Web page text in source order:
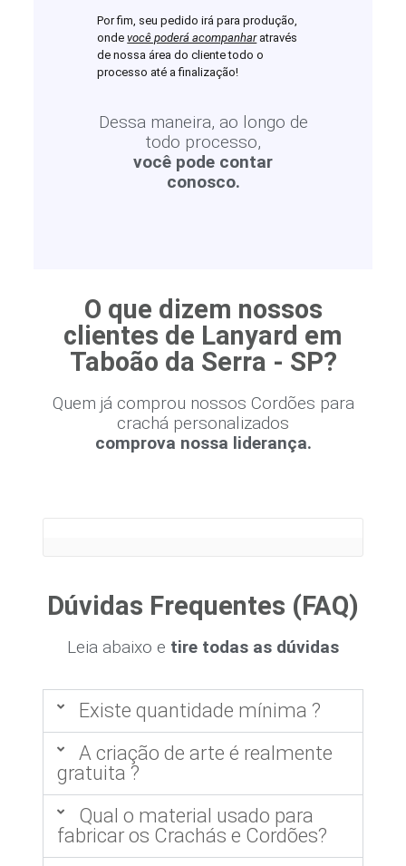
Por fim, seu pedido irá para produção,
ondevocê poderá acompanharatravés
de nossa área do cliente todo o
processo até a finalização!
Dessa maneira, ao longo de
todo processo,
você pode contar
conosco.
O que dizem nossos
clientes de Lanyard em
Taboão da Serra - SP?
Quem já comprou nossos Cordões para
crachá personalizados
comprova nossa liderança.
Dúvidas Frequentes (FAQ)
Leia abaixo e tire todas as dúvidas
Existe quantidade mínima ?
A criação de arte é realmente
gratuita ?
Qual o material usado para
fabricar os Crachás e Cordões?